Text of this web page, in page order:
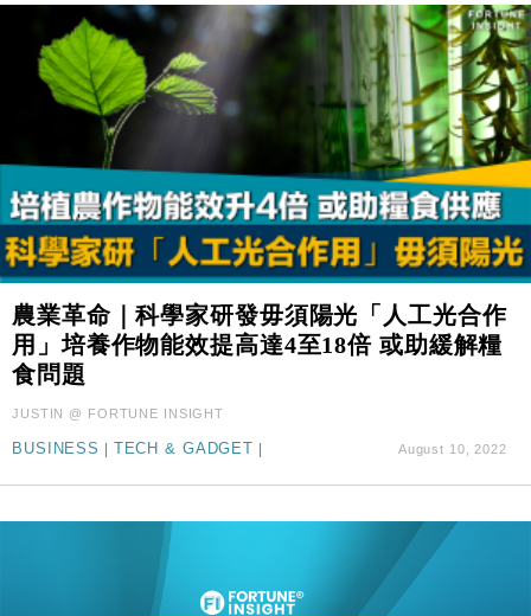
農業革命｜科學家研發毋須陽光「人工光合作
用」培養作物能效提高達4至18倍 或助緩解糧
食問題
JUSTIN @ FORTUNE INSIGHT
BUSINESS | TECH & GADGET | August 10, 2022